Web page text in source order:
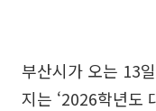
부산시가 오는 13
지는 ‘2026학년도